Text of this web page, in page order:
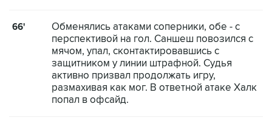
66'
Обменялись атаками соперники, обе - с
перспективой на гол. Саншеш повозился с
мячом, упал, сконтактировавшись с
защитником у линии штрафной. Судья
активно призвал продолжать игру,
размахивая как мог. В ответной атаке Халк
попал в офсайд.